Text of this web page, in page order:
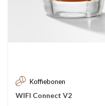
Koffiebonen
WIFI Connect V2